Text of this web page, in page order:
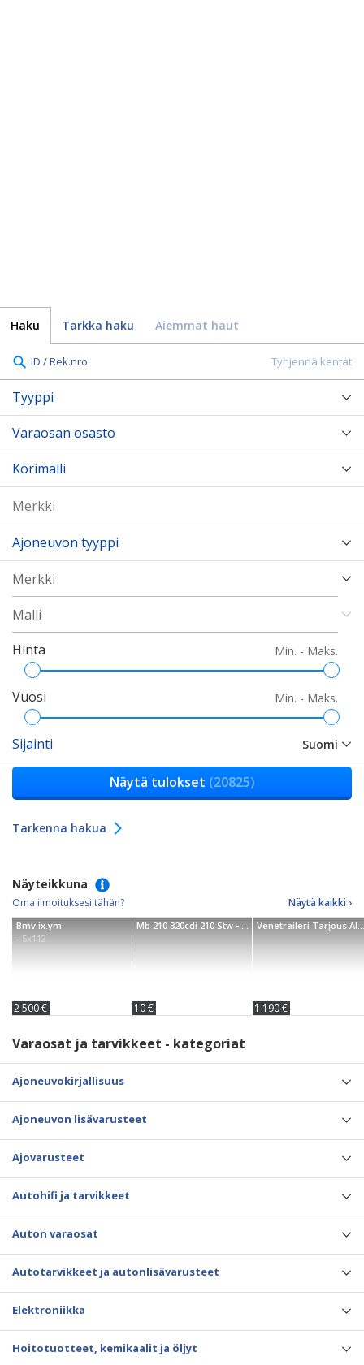
Haku Tarkka haku Aiemmat haut
Tyhjennä kentät
ID / Rek.nro.
Tyyppi
Varaosan osasto
Korimalli
Ajoneuvon tyyppi
Min. - Maks.
Hinta
Min. - Maks.
Vuosi
Suomi
Sijainti
Näytä tulokset (20825)
Tarkenna hakua
Näyteikkuna
Oma ilmoituksesi tähän? Näytä kaikki ›
Bmv ix.ym
- 5x112
2 500 € 10 € 1 190 €
Varaosat ja tarvikkeet - kategoriat
Ajoneuvokirjallisuus
Ajoneuvon lisävarusteet
Ajovarusteet
Autohifi ja tarvikkeet
Auton varaosat
Autotarvikkeet ja autonlisävarusteet
Elektroniikka
Hoitotuotteet, kemikaalit ja öljyt